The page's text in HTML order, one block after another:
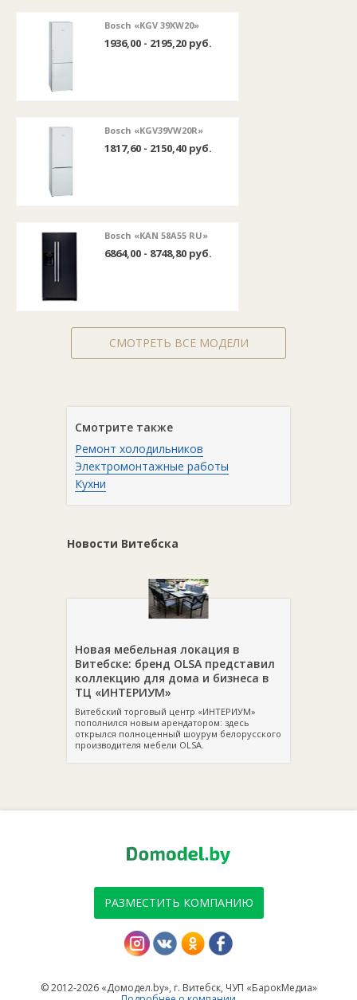
Bosch «KGV 39XW20»
1936,00 - 2195,20 руб.
Bosch «KGV39VW20R»
1817,60 - 2150,40 руб.
Bosch «KAN 58A55 RU»
6864,00 - 8748,80 руб.
СМОТРЕТЬ ВСЕ МОДЕЛИ
Смотрите также
Ремонт холодильников
Электромонтажные работы
Кухни
Новости Витебска
Новая мебельная локация в
Витебске: бренд OLSA представил
коллекцию для дома и бизнеса в
ТЦ «ИНТЕРИУМ»
Витебский торговый центр «ИНТЕРИУМ»
пополнился новым арендатором: здесь
открылся полноценный шоурум белорусского
производителя мебели OLSA.
РАЗМЕСТИТЬ КОМПАНИЮ
© 2012-2026 «Домодел.by», г. Витебск, ЧУП «БарокМедиа»